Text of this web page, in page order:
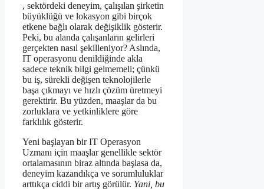
, sektördeki deneyim, çalışılan şirketin
büyüklüğü ve lokasyon gibi birçok
etkene bağlı olarak değişiklik gösterir.
Peki, bu alanda çalışanların gelirleri
gerçekten nasıl şekilleniyor? Aslında,
IT operasyonu denildiğinde akla
sadece teknik bilgi gelmemeli; çünkü
bu iş, sürekli değişen teknolojilerle
başa çıkmayı ve hızlı çözüm üretmeyi
gerektirir. Bu yüzden, maaşlar da bu
zorluklara ve yetkinliklere göre
farklılık gösterir.
Yeni başlayan bir IT Operasyon
Uzmanı için maaşlar genellikle sektör
ortalamasının biraz altında başlasa da,
deneyim kazandıkça ve sorumluluklar
arttıkça ciddi bir artış görülür. Yani, bu